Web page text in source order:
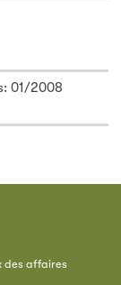
01/2008
des affaires